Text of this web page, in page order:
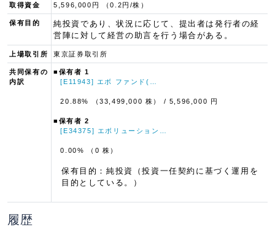
取得資金 5,596,000円 （0.2円/株）
保有目的
純投資であり、状況に応じて、提出者は発行者の経
営陣に対して経営の助言を行う場合がある。
上場取引所 東京証券取引所
共同保有の
内訳
■保有者 1
[E11943] エボ ファンド(…
20.88% （33,499,000 株） / 5,596,000 円
■保有者 2
[E34375] エボリューション…
0.00% （0 株）
保有目的：純投資（投資一任契約に基づく運用を
目的としている。）
履歴